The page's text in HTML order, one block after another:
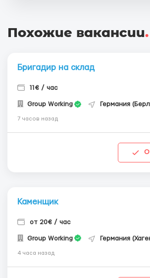
Похожие вакансии.
Бригадир на склад
11€ / час
Group Working Германия
7 часов назад
Каменщик
от 20€ / час
Group Working Германия
4 часа назад